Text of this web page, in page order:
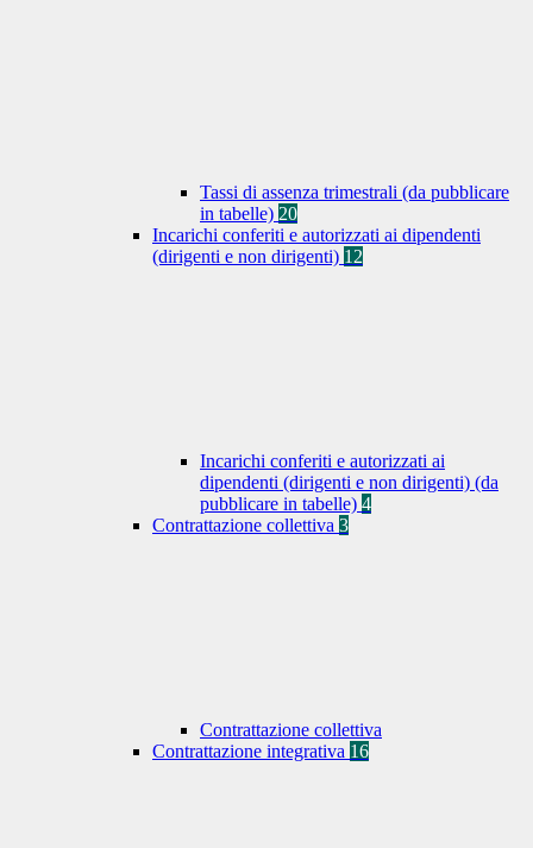
Tassi di assenza trimestrali (da pubblicare
in tabelle) 20
Incarichi conferiti e autorizzati ai dipendenti
(dirigenti e non dirigenti) 12
Incarichi conferiti e autorizzati ai
dipendenti (dirigenti e non dirigenti) (da
pubblicare in tabelle) 4
Contrattazione collettiva 3
Contrattazione collettiva
Contrattazione integrativa 16